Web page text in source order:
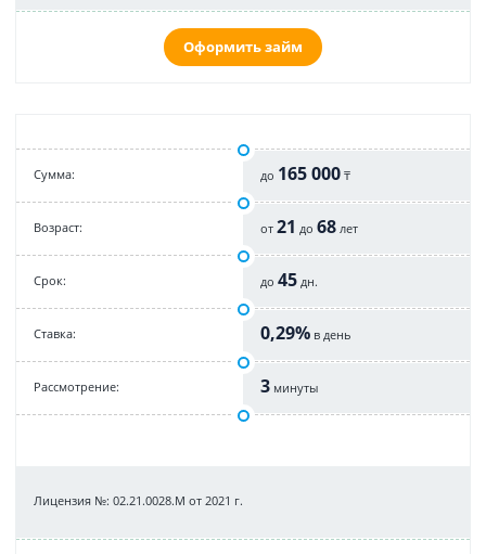
Оформить займ
Cумма: до 165 000 ₸
Возраст: от 21 до 68 лет
Срок: до 45 дн.
Cтавка: 0,29% в день
Рассмотрение: 3 минуты
Лицензия №: 02.21.0028.M от 2021 г.